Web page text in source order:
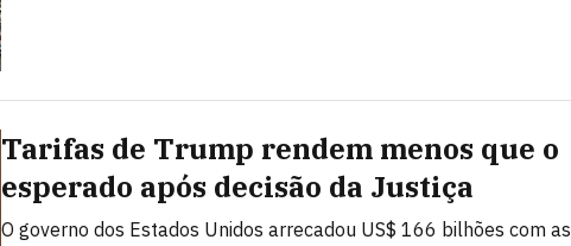
Tarifas de Trump rendem menos que o
esperado após decisão da Justiça
O governo dos Estados Unidos arrecadou US$ 166 bilhões com as